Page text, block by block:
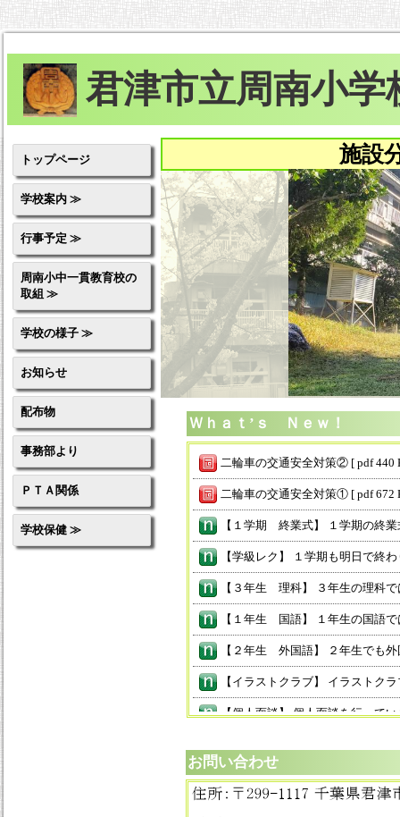
君津市立周南小学
トップページ
学校案内 ≫
行事予定 ≫
周南小中一貫教育校の
取組 ≫
学校の様子 ≫
お知らせ
配布物
事務部より
ＰＴＡ関係
学校保健 ≫
施設
Ｗｈａｔ’ｓ Ｎｅｗ！
二輪車の交通安全対策② [ pdf 440
二輪車の交通安全対策① [ pdf 672
お問い合わせ
住所：〒299-1117 千葉県君津市宮下２